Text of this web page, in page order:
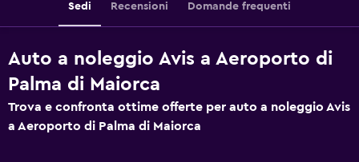
Sedi Recensioni Domande frequenti
Auto a noleggio Avis a Aeroporto di
Palma di Maiorca
Trova e confronta ottime offerte per auto a noleggio Avis
a Aeroporto di Palma di Maiorca